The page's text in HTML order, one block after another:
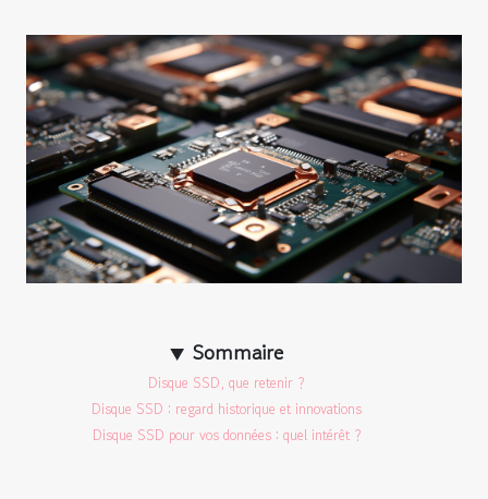
Sommaire
Disque SSD, que retenir ?
Disque SSD : regard historique et innovations
Disque SSD pour vos données : quel intérêt ?